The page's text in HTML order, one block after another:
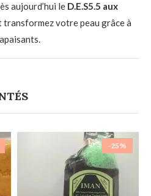
aujourd’hui le D.E.S5.5 aux
transformez votre peau grâce à
-25%